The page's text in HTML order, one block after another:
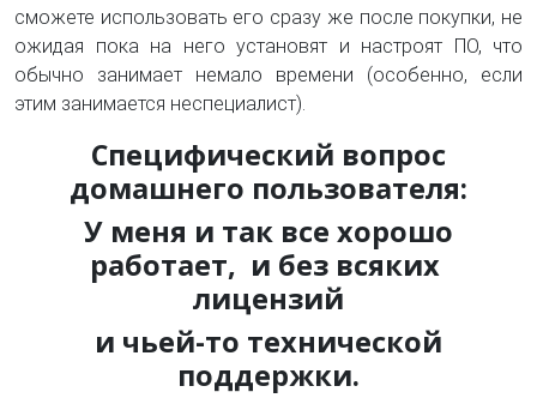
сможете использовать его сразу же после покупки, не
ожидая пока на него установят и настроят ПО, что
обычно занимает немало времени (особенно, если
этим занимается неспециалист).
Специфический вопрос
домашнего пользователя:
У меня и так все хорошо
работает, и без всяких
лицензий
и чьей-то технической
поддержки.